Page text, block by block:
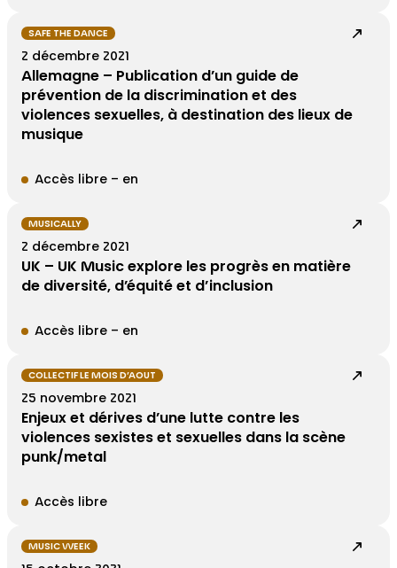
SAFE THE DANCE
2 décembre 2021
Allemagne – Publication d’un guide de
prévention de la discrimination et des
violences sexuelles, à destination des lieux de
musique
Accès libre – en
MUSICALLY
2 décembre 2021
UK – UK Music explore les progrès en matière
de diversité, d’équité et d’inclusion
Accès libre – en
COLLECTIF LE MOIS D’AOUT
25 novembre 2021
Enjeux et dérives d’une lutte contre les
violences sexistes et sexuelles dans la scène
punk/metal
Accès libre
MUSIC WEEK